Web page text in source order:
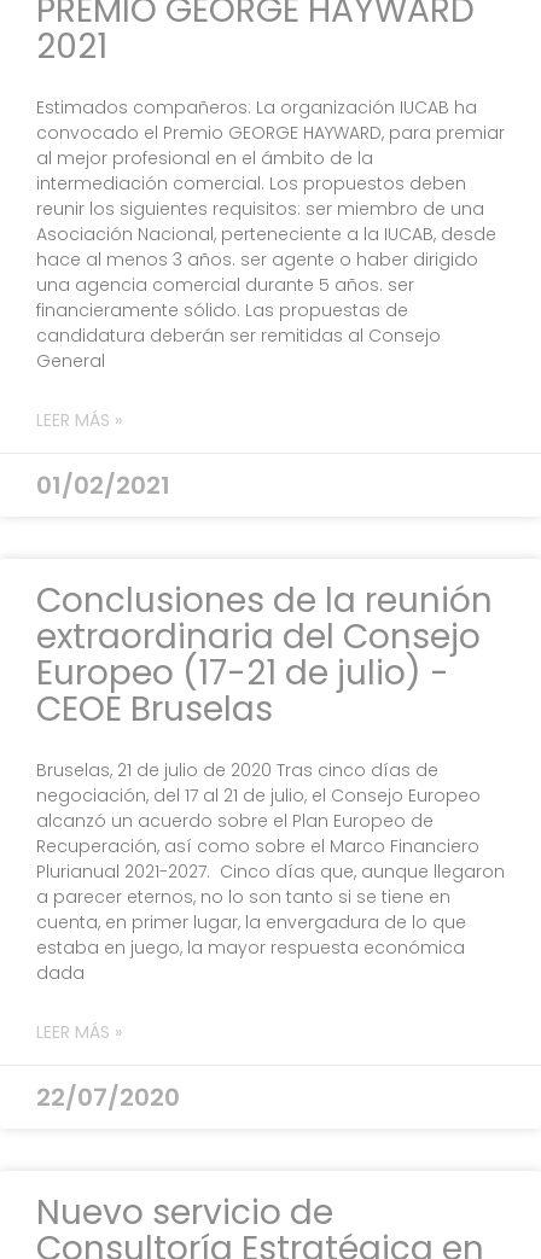
PREMIO GEORGE HAYWARD
2021
Estimados compañeros: La organización IUCAB ha
convocado el Premio GEORGE HAYWARD, para premiar
al mejor profesional en el ámbito de la
intermediación comercial. Los propuestos deben
reunir los siguientes requisitos: ser miembro de una
Asociación Nacional, perteneciente a la IUCAB, desde
hace al menos 3 años. ser agente o haber dirigido
una agencia comercial durante 5 años. ser
financieramente sólido. Las propuestas de
candidatura deberán ser remitidas al Consejo
General
LEER MÁS »
01/02/2021
Conclusiones de la reunión
extraordinaria del Consejo
Europeo (17-21 de julio) -
CEOE Bruselas
Bruselas, 21 de julio de 2020 Tras cinco días de
negociación, del 17 al 21 de julio, el Consejo Europeo
alcanzó un acuerdo sobre el Plan Europeo de
Recuperación, así como sobre el Marco Financiero
Plurianual 2021-2027. Cinco días que, aunque llegaron
a parecer eternos, no lo son tanto si se tiene en
cuenta, en primer lugar, la envergadura de lo que
estaba en juego, la mayor respuesta económica
dada
LEER MÁS »
22/07/2020
Nuevo servicio de
Consultoría Estratégica en